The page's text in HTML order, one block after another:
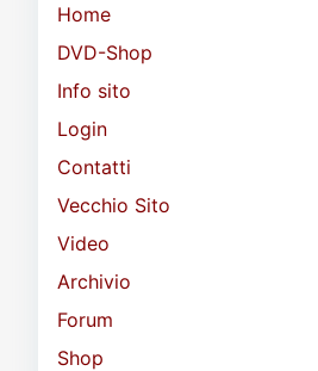
Home
DVD-Shop
Info sito
Login
Contatti
Vecchio Sito
Video
Archivio
Forum
Shop